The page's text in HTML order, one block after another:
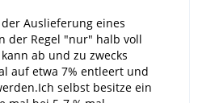
Auslieferung eines
der Regel "nur" halb voll
ab und zu zwecks
auf etwa 7% entleert und
selbst besitze ein